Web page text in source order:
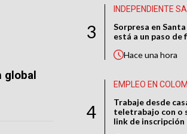
3
INDEPENDIENTE
Sorpresa en
está a un paso de
Haceuna hora
4
EMPLEO EN
Trabaje desde
teletrabajo con o
link de inscripción